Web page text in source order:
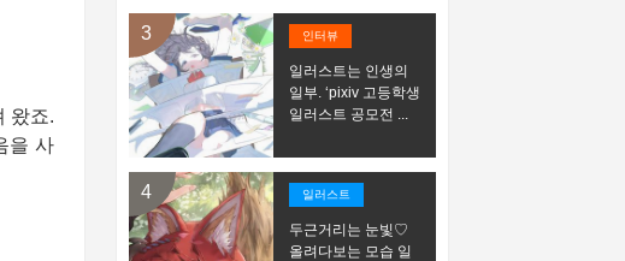
왔죠.
을 사
인터뷰
일러스트는 인생의
일부. ‘pixiv 고등학생
일러스트 공모전 ...
일러스트
두근거리는 눈빛♡
올려다보는 모습 일